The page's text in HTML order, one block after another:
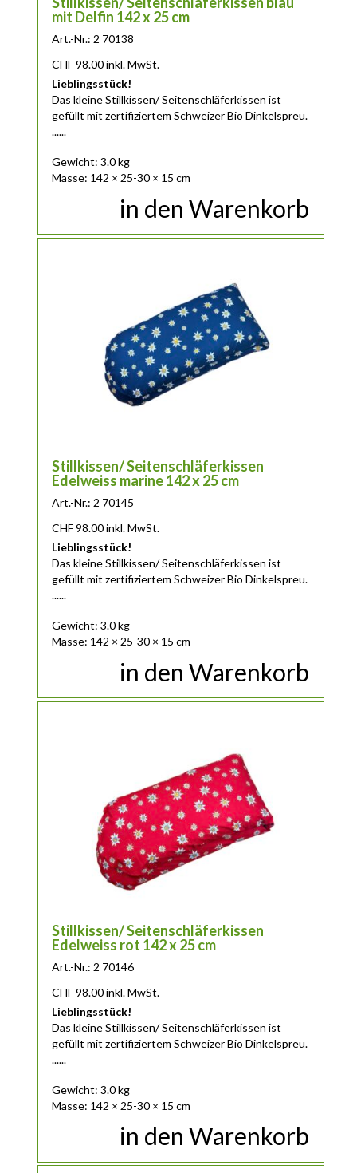
mit Delfin 142 x 25 cm
Art.-Nr.: 2 70138
CHF98.00 inkl. MwSt.
Lieblingsstück!
Das kleineStillkissen/ Seitenschläferkissen ist
gefüllt mit zertifiziertem Schweizer Bio Dinkelspreu.
......
Gewicht: 3.0 kg
Masse: 142 × 25-30 × 15 cm
in den Warenkorb
Stillkissen/ Seitenschläferkissen
Edelweiss marine 142 x 25 cm
Art.-Nr.: 2 70145
CHF98.00 inkl. MwSt.
Lieblingsstück!
Das kleineStillkissen/ Seitenschläferkissen ist
gefüllt mit zertifiziertem Schweizer Bio Dinkelspreu.
......
Gewicht: 3.0 kg
Masse: 142 × 25-30 × 15 cm
in den Warenkorb
Stillkissen/ Seitenschläferkissen
Edelweiss rot 142 x 25 cm
Art.-Nr.: 2 70146
CHF98.00 inkl. MwSt.
Lieblingsstück!
Das kleineStillkissen/ Seitenschläferkissen ist
gefüllt mit zertifiziertem Schweizer Bio Dinkelspreu.
......
Gewicht: 3.0 kg
Masse: 142 × 25-30 × 15 cm
in den Warenkorb